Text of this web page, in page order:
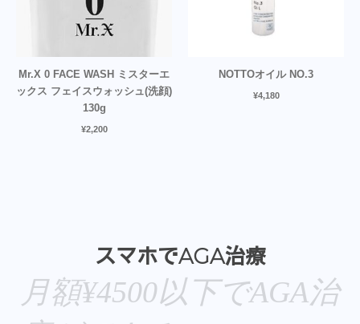
Mr.X 0 FACE WASH ミスターエ
ックス フェイスウォッシュ(洗顔)
130g
¥2,200
NOTTOオイル NO.3
¥4,180
スマホでAGA治療
月額¥4500以下でAGA治